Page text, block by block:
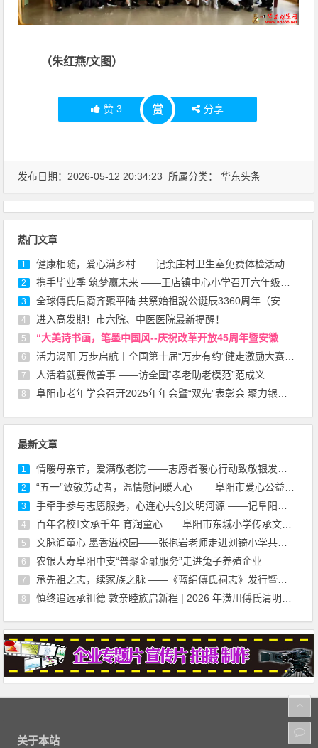
（朱红燕/文图）
赞 3 赏 分享
发布日期：2026-05-12 20:34:23 所属分类：华东头条
热门文章
1 健康相随，爱心满乡村——记余庄村卫生室免费体检活动
2 携手毕业季 筑梦赢未来 ——王店镇中心小学召开六年级下学期家长会
3 全球傅氏后裔齐聚平陆 共祭始祖說公诞辰3360周年（安徽）
4 进入高发期！市六院、中医医院最新提醒！
5 “大美诗书画，笔墨中国风--庆祝改革开放45周年暨安徽省诗书画研究会成立45周年书画展”在安徽省图书馆开幕
6 活力涡阳 万步启航丨全国第十届“万步有约”健走激励大赛（涡阳赛区）启动
7 人活着就要做善事 ——访全国“孝老助老模范”范成义
8 阜阳市老年学会召开2025年年会暨“双先”表彰会 聚力银龄担当 共绘老龄事业新蓝图
最新文章
1 情暖母亲节，爱满敬老院 ——志愿者暖心行动致敬银发长辈
2 “五一”致敬劳动者，温情慰问暖人心 ——阜阳市爱心公益志愿者协会慰问环卫工人公益活动
3 手牵手参与志愿服务，心连心共创文明河源 ——记阜阳多部门联合开展保护母亲河志愿活动
4 百年名校‖文承千年 育润童心——阜阳市东城小学传承文脉启新程
5 文脉润童心 墨香溢校园——张抱岩老师走进刘锜小学共赴“阅读与写作”之约
6 农银人寿阜阳中支“普聚金融服务”走进兔子养殖企业
7 承先祖之志，续家族之脉 ——《蓝绢傅氏祠志》发行暨宗谱续修动员大会记实
8 慎终追远承祖德 敦亲睦族启新程 | 2026 年潢川傅氏清明祭祖大典暨宗祠管委会成立大会圆满礼成
关于本站